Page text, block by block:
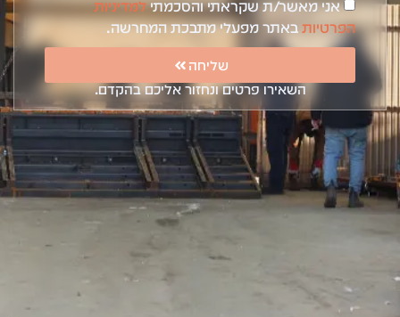
אני מאשר/ת שקראתי והסכמתילמדיניות
הפרטיותבאתר מפעלי מתבכת המחרשה.
שליחה
השאירו פרטים ונחזור אליכם בהקדם.